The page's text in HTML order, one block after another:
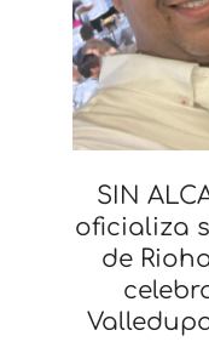
SIN
oficializa
de